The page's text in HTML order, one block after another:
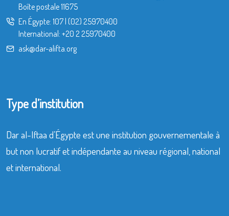
Boîte postale 11675
En Égypte: 107| (02) 25970400
International: +20 2 25970400
ask@dar-alifta.org
Type d’institution
Dar al-Iftaa d’Égypte est une institution gouvernementale à
but non lucratif et indépendante au niveau régional, national
et international.